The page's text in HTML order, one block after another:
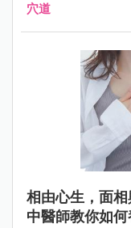
穴道
相由心生，面
中醫師教你如何